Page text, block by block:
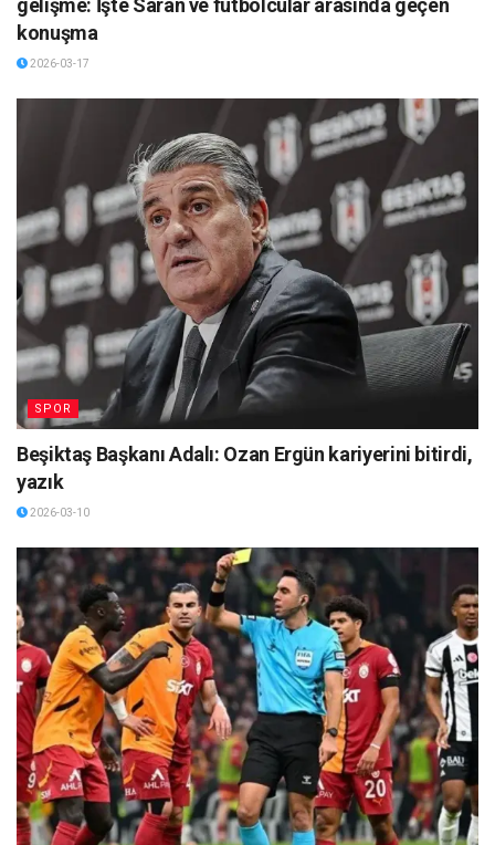
gelişme: İşte Saran ve futbolcular arasında geçen
konuşma
2026-03-17
SPOR
Beşiktaş Başkanı Adalı: Ozan Ergün kariyerini bitirdi,
yazık
2026-03-10